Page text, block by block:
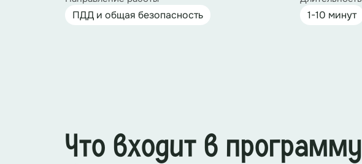
ПДД и общая безопасность 1-10 минут
Что входит в программу